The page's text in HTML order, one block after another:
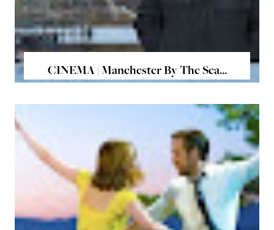
CINEMA | Manchester By The Sea...